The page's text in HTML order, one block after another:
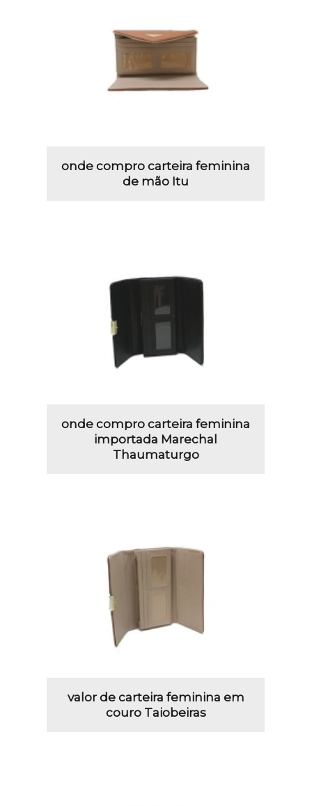
onde compro carteira feminina
de mão Itu
onde compro carteira feminina
importada Marechal
Thaumaturgo
valor de carteira feminina em
couro Taiobeiras